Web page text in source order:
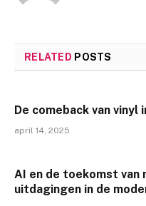
RELATED POSTS
De comeback van
april 14, 2025
AI en de toekomst van
uitdagingen in de